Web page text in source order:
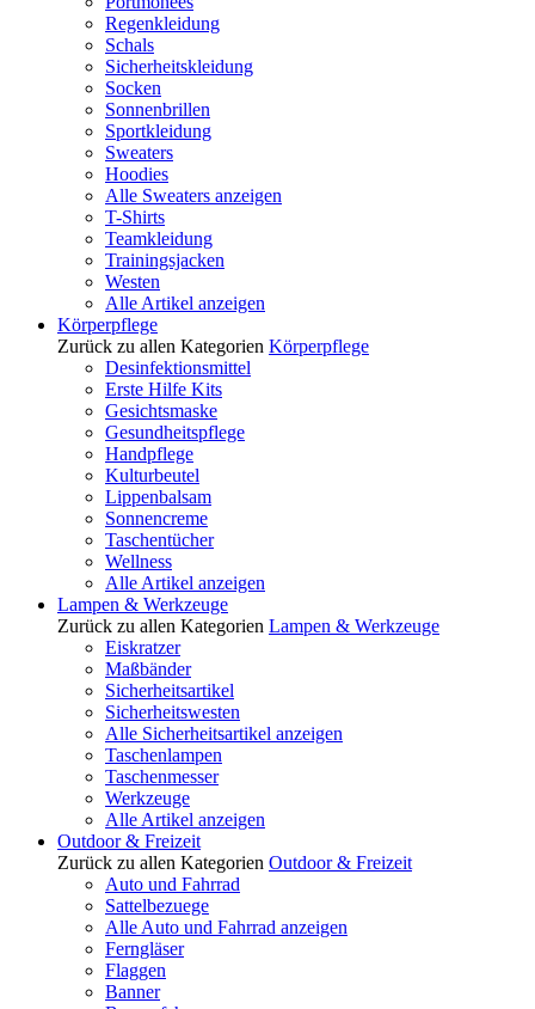
Regenkleidung
Schals
Sicherheitskleidung
Socken
Sonnenbrillen
Sportkleidung
Sweaters
Hoodies
Alle Sweaters anzeigen
T-Shirts
Teamkleidung
Trainingsjacken
Westen
Alle Artikel anzeigen
Körperpflege
Zurück zu allen Kategorien Körperpflege
Desinfektionsmittel
Erste Hilfe Kits
Gesichtsmaske
Gesundheitspflege
Handpflege
Kulturbeutel
Lippenbalsam
Sonnencreme
Taschentücher
Wellness
Alle Artikel anzeigen
Lampen & Werkzeuge
Zurück zu allen Kategorien Lampen & Werkzeuge
Eiskratzer
Maßbänder
Sicherheitsartikel
Sicherheitswesten
Alle Sicherheitsartikel anzeigen
Taschenlampen
Taschenmesser
Werkzeuge
Alle Artikel anzeigen
Outdoor & Freizeit
Zurück zu allen Kategorien Outdoor & Freizeit
Auto und Fahrrad
Sattelbezuege
Alle Auto und Fahrrad anzeigen
Ferngläser
Flaggen
Banner